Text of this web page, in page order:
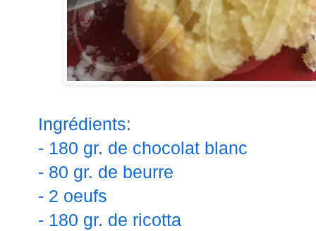
Ingrédients:
- 180 gr. de chocolat blanc
- 80 gr. de beurre
- 2 oeufs
- 180 gr. de ricotta